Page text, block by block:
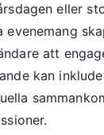
eller
evenemang
att
kan